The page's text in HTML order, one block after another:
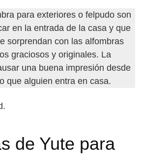
para exteriores o felpudo son
en la entrada de la casa y que
sorprendan con las alfombras
graciosos y originales. La
una buena impresión desde
que alguien entra en casa.
de Yute para